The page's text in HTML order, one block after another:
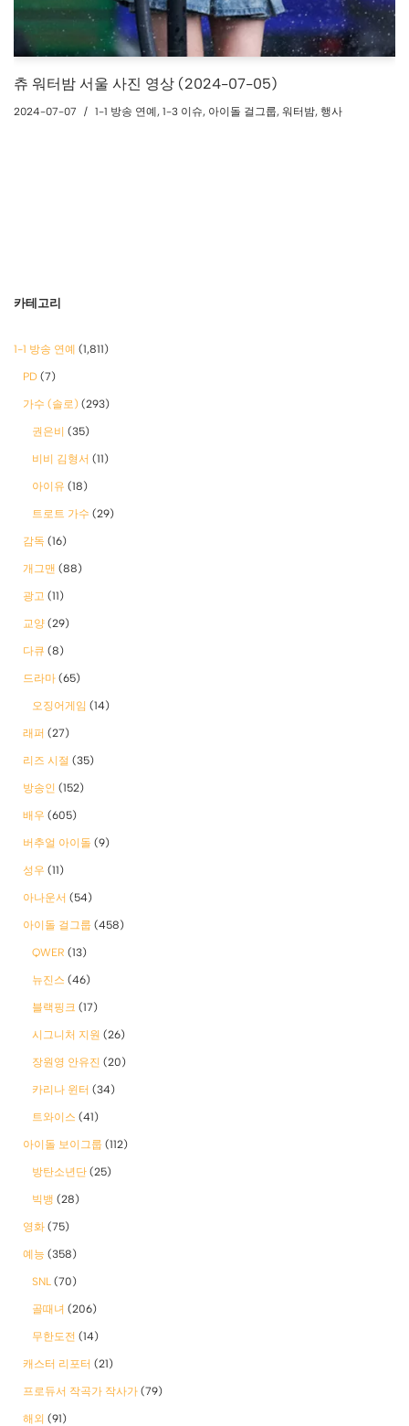
츄 워터밤 서울 사진 영상 (2024-07-05)
2024-07-07 1-1 방송 연예, 1-3 이슈, 아이돌 걸그룹, 워터밤, 행사
카테고리
1-1 방송 연예 (1,811)
PD (7)
가수 (솔로) (293)
권은비 (35)
비비 김형서 (11)
아이유 (18)
트로트 가수 (29)
감독 (16)
개그맨 (88)
광고 (11)
교양 (29)
다큐 (8)
드라마 (65)
오징어게임 (14)
래퍼 (27)
리즈 시절 (35)
방송인 (152)
배우 (605)
버추얼 아이돌 (9)
성우 (11)
아나운서 (54)
아이돌 걸그룹 (458)
QWER (13)
뉴진스 (46)
블랙핑크 (17)
시그니처 지원 (26)
장원영 안유진 (20)
카리나 윈터 (34)
트와이스 (41)
아이돌 보이그룹 (112)
방탄소년단 (25)
빅뱅 (28)
영화 (75)
예능 (358)
SNL (70)
골때녀 (206)
무한도전 (14)
캐스터 리포터 (21)
프로듀서 작곡가 작사가 (79)
해외 (91)